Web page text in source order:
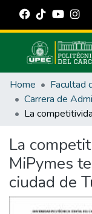
Communities &
All of DSpace
Statistics
Estadísticas
Manuales
Home
La
MiPymes
ciudad de